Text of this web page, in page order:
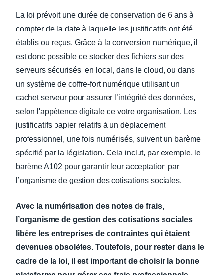
La loi prévoit une durée de conservation de 6 ans à
compter de la date à laquelle les justificatifs ont été
établis ou reçus. Grâce à la conversion numérique, il
est donc possible de stocker des fichiers sur des
serveurs sécurisés, en local, dans le cloud, ou dans
un système de coffre-fort numérique utilisant un
cachet serveur pour assurer l’intégrité des données,
selon l'appétence digitale de votre organisation. Les
justificatifs papier relatifs à un déplacement
professionnel, une fois numérisés, suivent un barème
spécifié par la législation. Cela inclut, par exemple, le
barème A102 pour garantir leur acceptation par
l’organisme de gestion des cotisations sociales.
Avec la numérisation des notes de frais,
l’organisme de gestion des cotisations sociales
libère les entreprises de contraintes qui étaient
devenues obsolètes. Toutefois, pour rester dans le
cadre de la loi, il est important de choisir la bonne